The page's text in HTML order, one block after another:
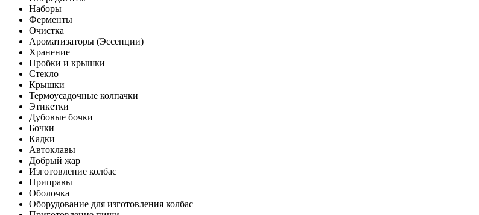
Наборы
Ферменты
Очистка
Ароматизаторы (Эссенции)
Хранение
Пробки и крышки
Стекло
Крышки
Термоусадочные колпачки
Этикетки
Дубовые бочки
Бочки
Кадки
Автоклавы
Добрый жар
Изготовление колбас
Приправы
Оболочка
Оборудование для изготовления колбас